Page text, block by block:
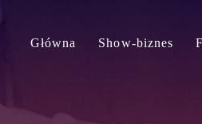
Główna Show-biznes